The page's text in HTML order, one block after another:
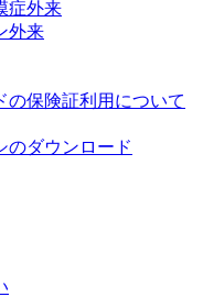
症外来
外来
の保険証利用について
のダウンロード